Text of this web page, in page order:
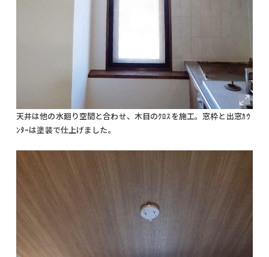
天井は他の水廻り空間と合わせ、木目のｸﾛｽを施工。窓枠と出窓ｶｳ
ﾝﾀｰは塗装で仕上げました。